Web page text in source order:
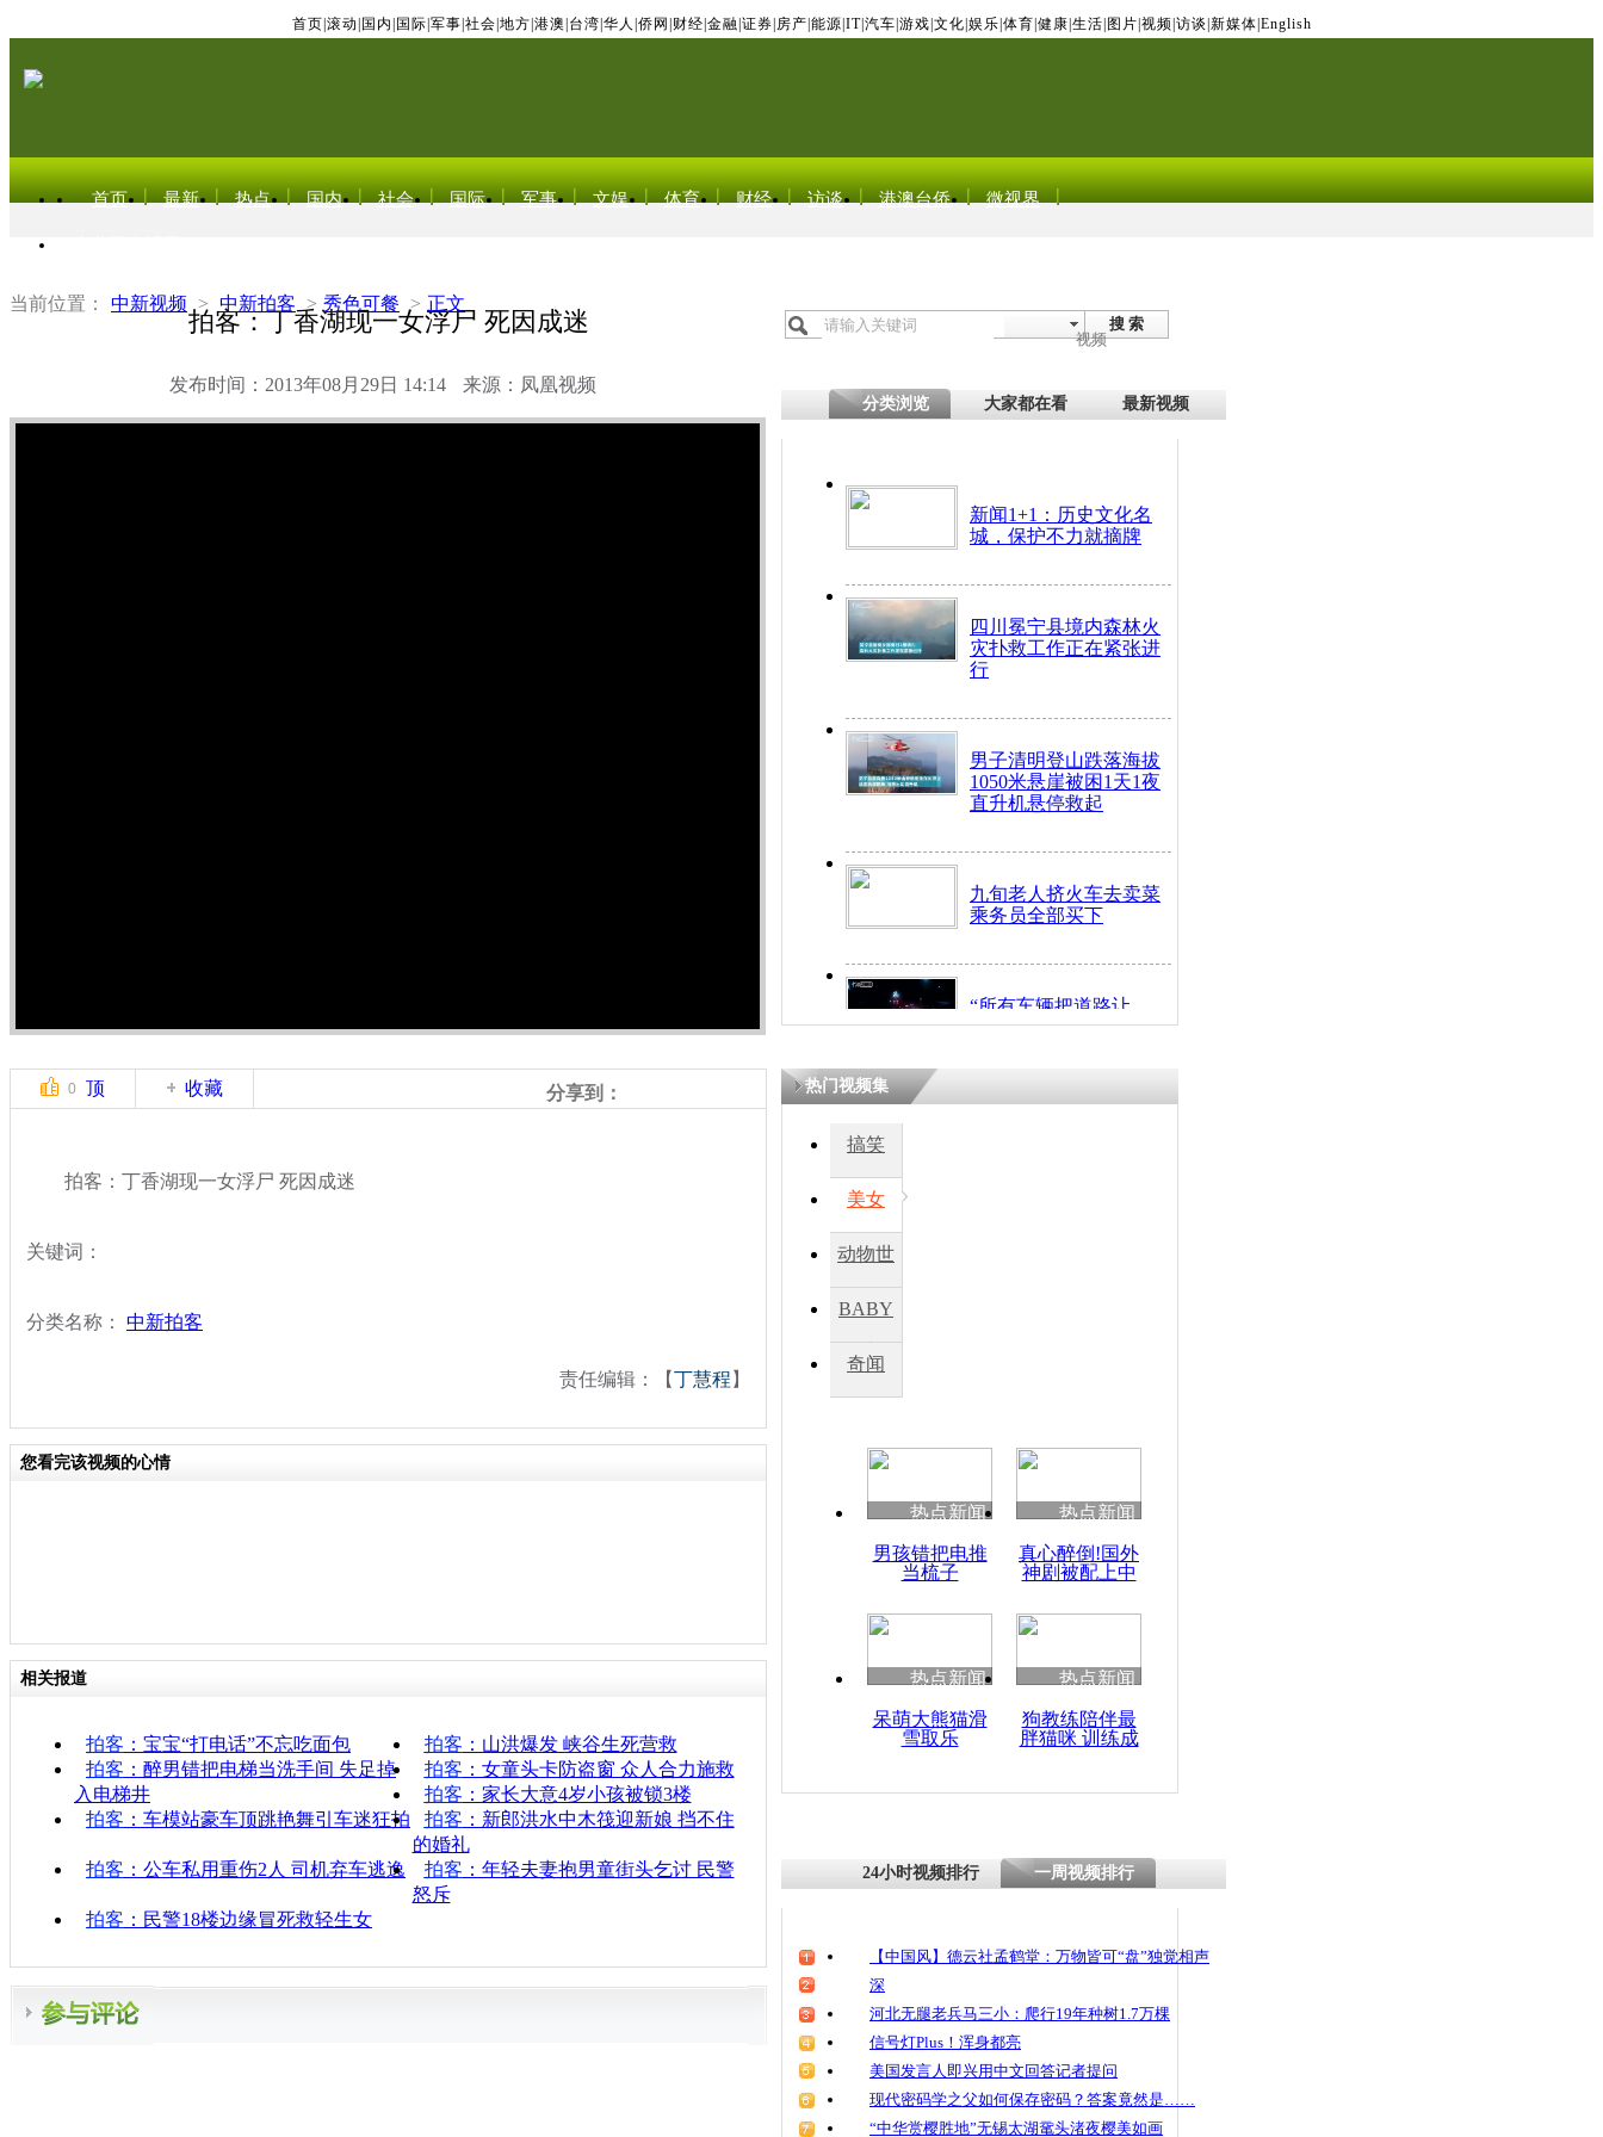
首页 滚动 国内 国际 军事 社会 地方 港澳 台湾 华人 侨网 财经 金融 证券 房产 能源 IT| 汽车 游戏 文化 娱乐 体育 健康 生活 图片 视频 访谈 新媒体 English
首页 最新 热点 国内 社会 国际 军事 文娱 体育 财经 访谈 港澳台侨 微视界
当前位置： 中新视频 > 中新拍客 > 秀色可餐 > 正文
拍客：丁香湖现一女浮尸 死因成迷
发布时间：2013年08月29日 14:14 来源：凤凰视频
搜 索
视频
分类浏览 大家都在看 最新视频
新闻1+1：历史文化名
城，保护不力就摘牌
四川冕宁县境内森林火
灾扑救工作正在紧张进
行
男子清明登山跌落海拔
1050米悬崖被困1天1夜
直升机悬停救起
九旬老人挤火车去卖菜
乘务员全部买下
“所有车辆把道路让
开！”儿童突发疾病交
四川兴文苗乡上万人欢
度苗族花山节
清明祭英烈 哀思悼忠
丁香湖现一女浮尸 死
0 顶 收藏 分享到：
拍客：丁香湖现一女浮尸 死因成迷
关键词：
分类名称： 中新拍客
责任编辑：【丁慧程 】
您看完该视频的心情
相关报道
拍客 ：宝宝“打电话”不忘吃面包 拍客 ：山洪爆发 峡谷生死营救
拍客 ：醉男错把电梯当洗手间 失足掉
入电梯井
拍客 ：女童头卡防盗窗 众人合力施救
拍客 ：家长大意4岁小孩被锁3楼
拍客 ：车模站豪车顶跳艳舞引车迷狂拍 拍客 ：新郎洪水中木筏迎新娘 挡不住
的婚礼
拍客 ：公车私用重伤2人 司机弃车逃逸 拍客 ：年轻夫妻抱男童街头乞讨 民警
怒斥
拍客 ：民警18楼边缘冒死救轻生女
热门视频集
搞笑
美女
动物世
BABY
秀
奇闻
热点新闻
男孩错把电推
当梳子
热点新闻
真心醉倒!国外
神剧被配上中
热点新闻
呆萌大熊猫滑
雪取乐
热点新闻
狗教练陪伴最
胖猫咪 训练成
24小时视频排行 一周视频排行
【中国风】德云社孟鹤堂：万物皆可“盘”独觉相声
深
河北无腿老兵马三小：爬行19年种树1.7万棵
信号灯Plus！浑身都亮
美国发言人即兴用中文回答记者提问
现代密码学之父如何保存密码？答案竟然是……
“中华赏樱胜地”无锡太湖鼋头渚夜樱美如画